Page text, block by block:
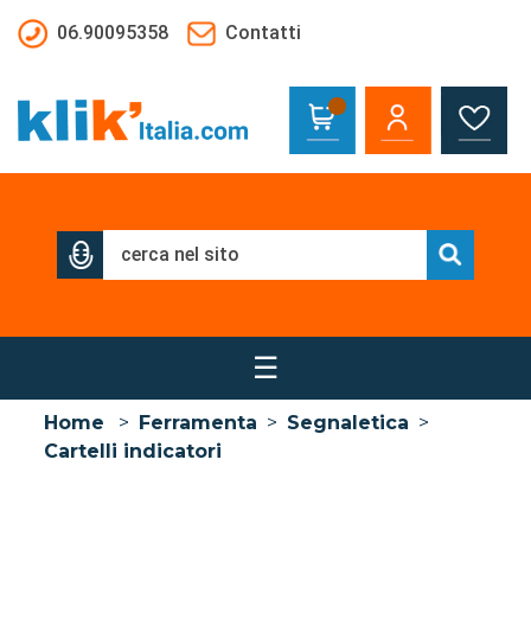
06.90095358
Contatti
☰
Home > Ferramenta > Segnaletica >
Cartelli indicatori